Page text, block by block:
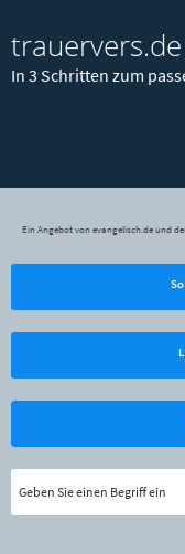
trauervers.de
In 3 Schritten zum
Ein Angebot von evangelisch.de und